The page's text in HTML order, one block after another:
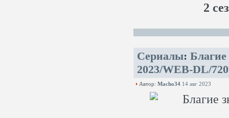
2
Сериалы: Благие
2023/WEB-DL/
Автор: Macho34 14 авг 2023